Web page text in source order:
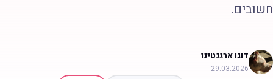
דוגו ארגנטינו
29.03.2026